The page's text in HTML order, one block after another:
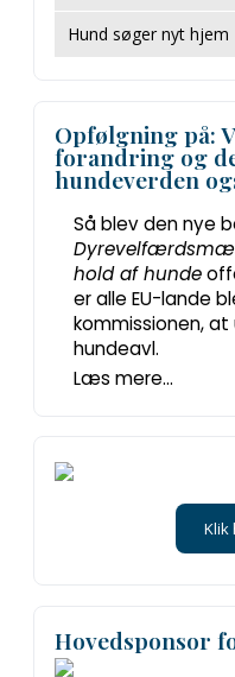
Hund søger nyt hjem
Opfølgning på:
forandring og
hundeverden
Så blev den nye
hold af hunde
er alle EU-lande
kommissionen,
hundeavl.
Læs mere...
Klik
Hovedsponsor